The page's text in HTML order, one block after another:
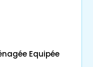
Equipée